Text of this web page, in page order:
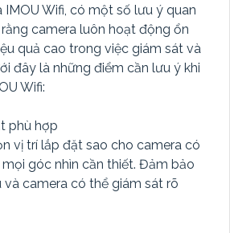
IMOU Wifi, có một số lưu ý quan
camera luôn hoạt động ổn
quả cao trong việc giám sát và
đây là những điểm cần lưu ý khi
Wifi:
phù hợp
vị trí lắp đặt sao cho camera có
góc nhìn cần thiết. Đảm bảo
và camera có thể giám sát rõ